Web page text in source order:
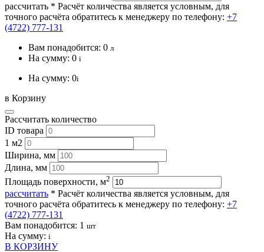
рассчитать * Расчёт количества является условным, для
точного расчёта обратитесь к менеджеру по телефону: +7
(4722) 777-131
Вам понадобится: 0 л
На сумму: 0 i
На сумму: 0i
в Корзину
Рассчитать количество
ID товара
1 м2
Ширина, мм
Длина, мм
Площадь поверхности, м2
рассчитать * Расчёт количества является условным, для
точного расчёта обратитесь к менеджеру по телефону: +7
(4722) 777-131
Вам понадобится: 1 шт
На сумму: i
В КОРЗИНУ